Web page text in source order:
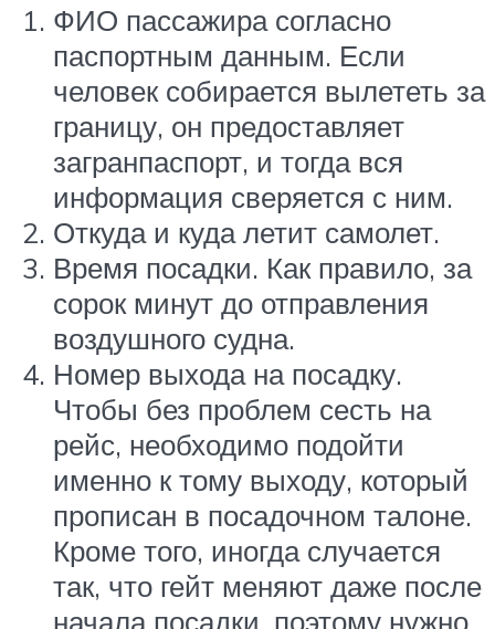
ФИО пассажира согласно
паспортным данным. Если
человек собирается вылететь за
границу, он предоставляет
загранпаспорт, и тогда вся
информация сверяется с ним.
Откуда и куда летит самолет.
Время посадки. Как правило, за
сорок минут до отправления
воздушного судна.
Номер выхода на посадку.
Чтобы без проблем сесть на
рейс, необходимо подойти
именно к тому выходу, который
прописан в посадочном талоне.
Кроме того, иногда случается
так, что гейт меняют даже после
начала посадки, поэтому нужно